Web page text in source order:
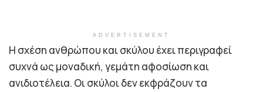
ADVERTISEMENT
Η σχέση ανθρώπου και σκύλου έχει περιγραφεί
συχνά ως μοναδική, γεμάτη αφοσίωση και
ανιδιοτέλεια. Οι σκύλοι δεν εκφράζουν τα